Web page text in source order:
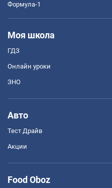
Формула-1
Моя школа
ГДЗ
Онлайн уроки
ЗНО
Авто
Тест Драйв
Акции
Food Oboz